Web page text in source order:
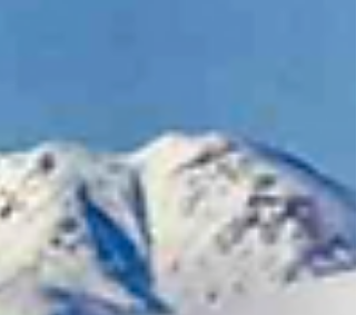
una exposición colectiva que reúne a más
de 30 artistas nacionales en tor